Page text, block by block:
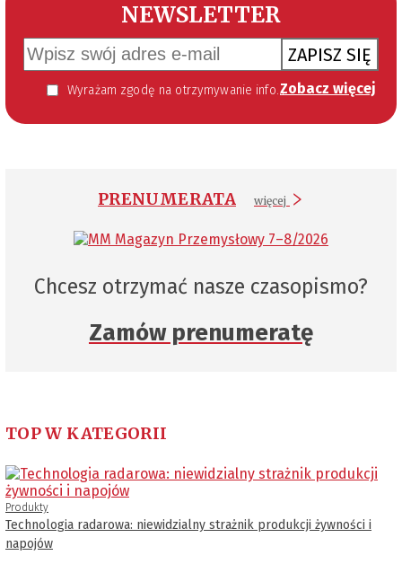
NEWSLETTER
ZAPISZ SIĘ
Wyrażam zgodę na otrzymywanie informacji handlowej kierowanej do mnie za pomocą środków komunikacji elektronicznej w szczególności poczty elektronicznej zgodnie z przepisem art. 10 ust 2 ustawy z dnia 18 lipca 2002 roku o świadczeniu usług drogą elektroniczną (Dz. U. 144 z 2002 r. poz. 1204). Zgoda jest dobrowolna, jednak jej wyrażenie jest konieczne, aby otrzymywać newsletter. Zobacz więcej
PRENUMERATA więcej
Chcesz otrzymać nasze czasopismo?
Zamów prenumeratę
TOP W KATEGORII
Produkty
Technologia radarowa: niewidzialny strażnik produkcji żywności i
napojów